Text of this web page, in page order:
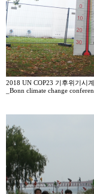
2018 UN COP23 기후위기시
_Bonn climate change